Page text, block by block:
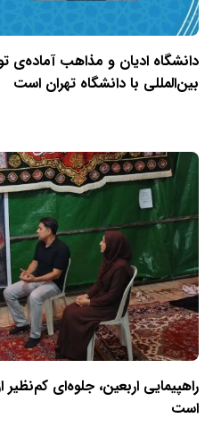
دانشگاه ادیان و مذاهب آماده‌ی
بین‌المللی با دانشگاه تهران است
راهپیمایی اربعین، جلوه‌ای
است